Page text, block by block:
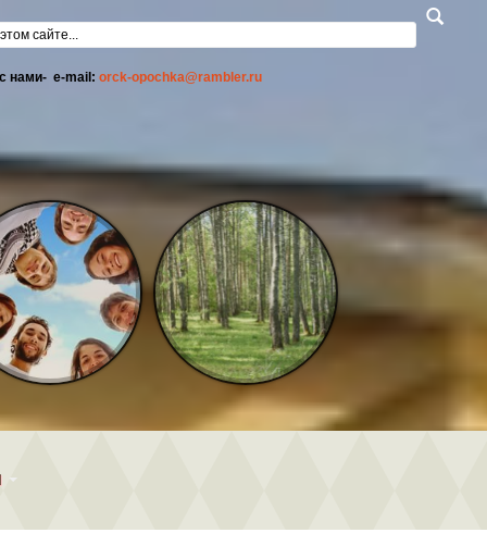
поиска
нами- e-mail: orck-opochka@rambler.ru